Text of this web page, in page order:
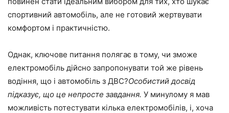
спортивний автомобіль, але не готовий жертвувати
комфортом і практичністю.
Однак, ключове питання полягає в тому, чи зможе
електромобіль дійсно запропонувати той же рівень
водіння, що і автомобіль з ДВС?Особистий досвід
підказує, що це непросте завдання. У минулому я мав
можливість потестувати кілька електромобілів, і, хоча